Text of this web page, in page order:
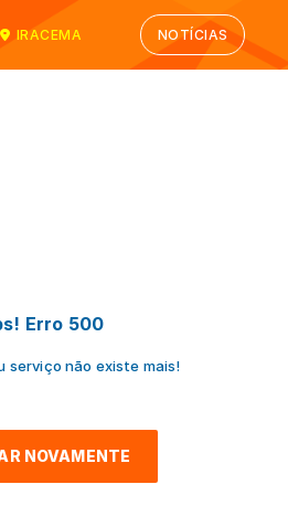
IRACEMA NOTÍCIAS
Erro 500
serviço não existe mais!
NOVAMENTE